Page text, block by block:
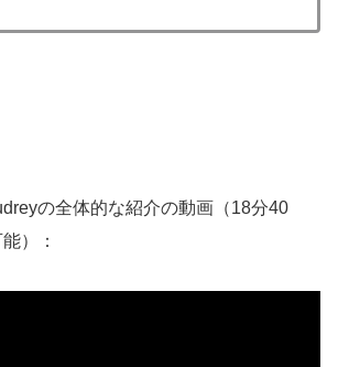
の全体的な紹介の動画（18分40
）：